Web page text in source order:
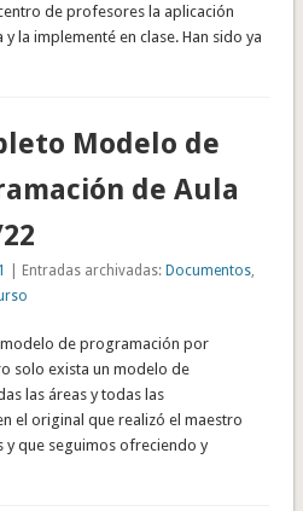
de profesores la aplicación
la implementé en clase. Han sido ya
Modelo de
de Aula
| Entradas archivadas:Documentos
de programación por
solo exista un modelo de
las áreas y todas las
el original que realizó el maestro
que seguimos ofreciendo y